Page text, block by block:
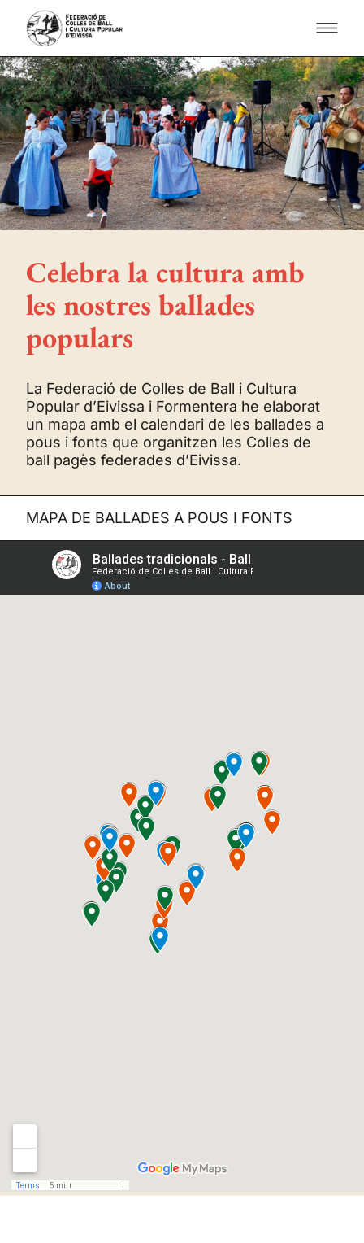
Celebra la cultura amb
les nostres ballades
populars
La Federació de Colles de Ball i Cultura
Popular d’Eivissa i Formentera he elaborat
un mapa amb el calendari de les ballades a
pous i fonts que organitzen les Colles de
ball pagès federades d’Eivissa.
MAPA DE BALLADES A POUS I FONTS